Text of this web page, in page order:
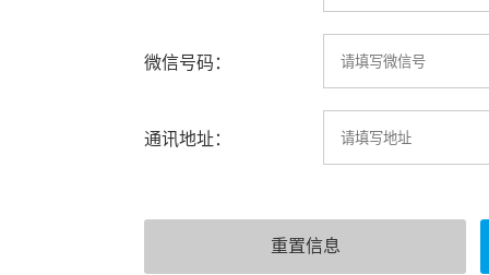
微信号码：
通讯地址：